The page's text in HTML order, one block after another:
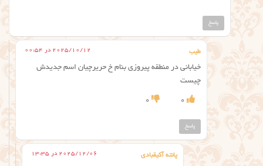
پاسخ
طیب 2025/10/12 در 00:54
خیابانی در منطقه پیروزی بنام خ حریرچیان اسم جدیدش
چیست
0
0
پاسخ
پانته آکیقبادی 2025/12/06 در 13:35